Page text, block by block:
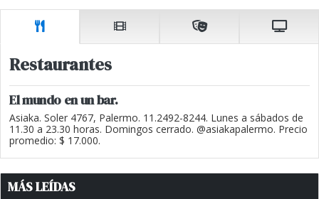
Restaurantes
El mundo en un bar.
Asiaka. Soler 4767, Palermo. 11.2492-8244. Lunes a sábados de
11.30 a 23.30 horas. Domingos cerrado. @asiakapalermo. Precio
promedio: $ 17.000.
MÁS LEÍDAS